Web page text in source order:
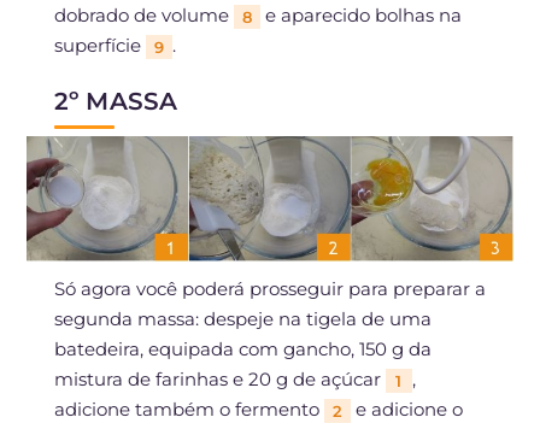
dobrado de volume
8
e aparecido bolhas na
superfície
9 .
2º MASSA
Só agora você poderá prosseguir para preparar a
segunda massa: despeje na tigela de uma
batedeira, equipada com gancho, 150 g da
mistura de farinhas e 20 g de açúcar
1
,
adicione também o fermento
2
e adicione o